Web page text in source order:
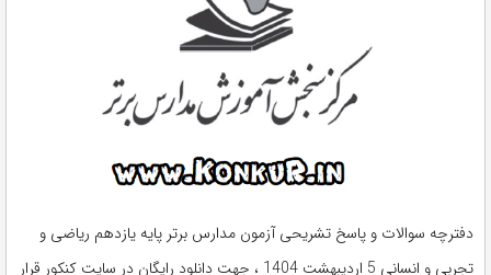
دفترچه سوالات و پاسخ تشریحی آزمون مدارس برتر پایه یازدهم ریاضی و
تجربی و انسانی 5 اردیبهشت 1404 ، جهت دانلود رایگان در سایت کنکور قرار